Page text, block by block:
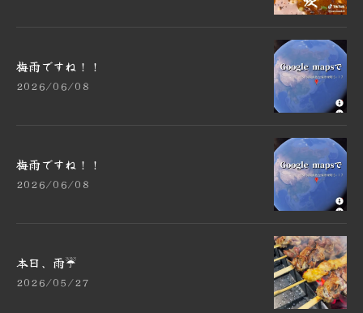
梅雨ですね！！
2026/06/08
梅雨ですね！！
2026/06/08
本日、雨☔️
2026/05/27